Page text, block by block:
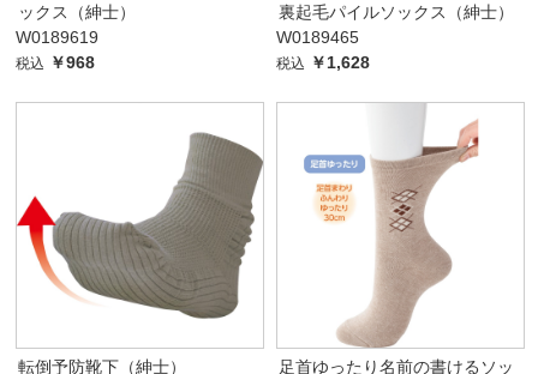
ックス（紳士）
W0189619
税込 ￥968
裏起毛パイルソックス（紳士）
W0189465
税込 ￥1,628
転倒予防靴下（紳士）
足首ゆったり名前の書けるソッ